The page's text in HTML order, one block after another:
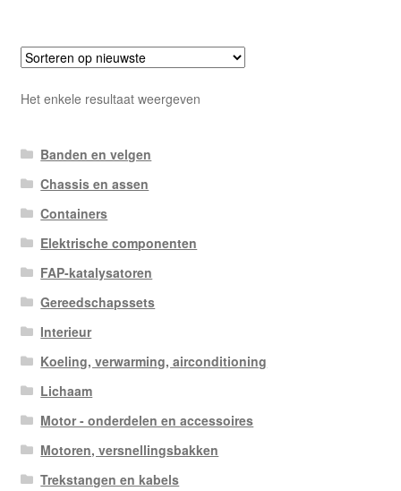
Het enkele resultaat weergeven
Banden en velgen
Chassis en assen
Containers
Elektrische componenten
FAP-katalysatoren
Gereedschapssets
Interieur
Koeling, verwarming, airconditioning
Lichaam
Motor - onderdelen en accessoires
Motoren, versnellingsbakken
Trekstangen en kabels